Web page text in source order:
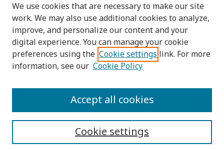
Browse
Collections
Disciplines
Authors
We use cookies that are necessary to make our site
work. We may also use additional cookies to analyze,
improve, and personalize our content and your
digital experience. You can manage your cookie
preferences using the Cookie settings link. For more
information, see our Cookie Policy
Cookie settings
Accept all cookies